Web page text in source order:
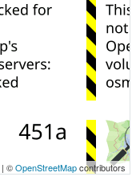
| ©OpenStreetMapcontributors